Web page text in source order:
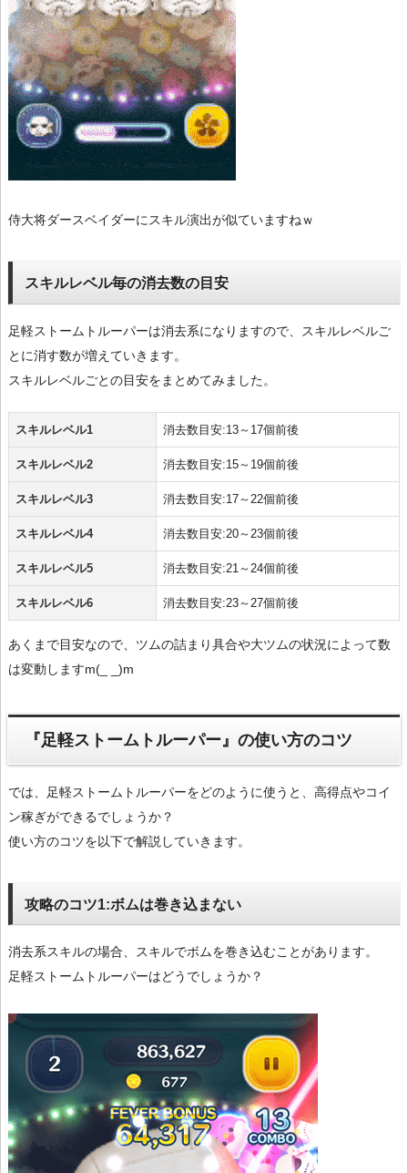
侍大将ダースベイダーにスキル演出が似ていますねｗ
スキルレベル毎の消去数の目安
足軽ストームトルーパーは消去系になりますので、スキルレベルご
とに消す数が増えていきます。
スキルレベルごとの目安をまとめてみました。
スキルレベル1 消去数目安:13～17個前後
スキルレベル2 消去数目安:15～19個前後
スキルレベル3 消去数目安:17～22個前後
スキルレベル4 消去数目安:20～23個前後
スキルレベル5 消去数目安:21～24個前後
スキルレベル6 消去数目安:23～27個前後
あくまで目安なので、ツムの詰まり具合や大ツムの状況によって数
は変動しますm(_ _)m
『足軽ストームトルーパー』の使い方のコツ
では、足軽ストームトルーパーをどのように使うと、高得点やコイ
ン稼ぎができるでしょうか？
使い方のコツを以下で解説していきます。
攻略のコツ1:ボムは巻き込まない
消去系スキルの場合、スキルでボムを巻き込むことがあります。
足軽ストームトルーパーはどうでしょうか？